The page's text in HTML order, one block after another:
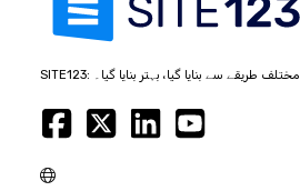
SITE123: مختلف طریقے سے بنایا گیا، بہتر بنایا گیا۔